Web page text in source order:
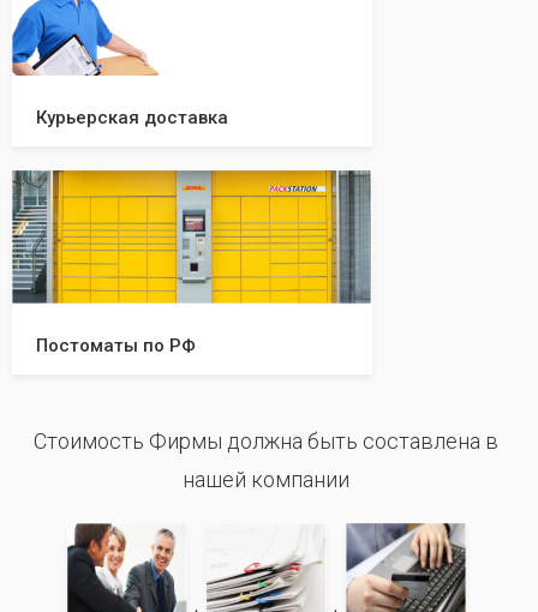
Курьерская доставка
Постоматы по РФ
Стоимость Фирмы должна быть составлена в
нашей компании